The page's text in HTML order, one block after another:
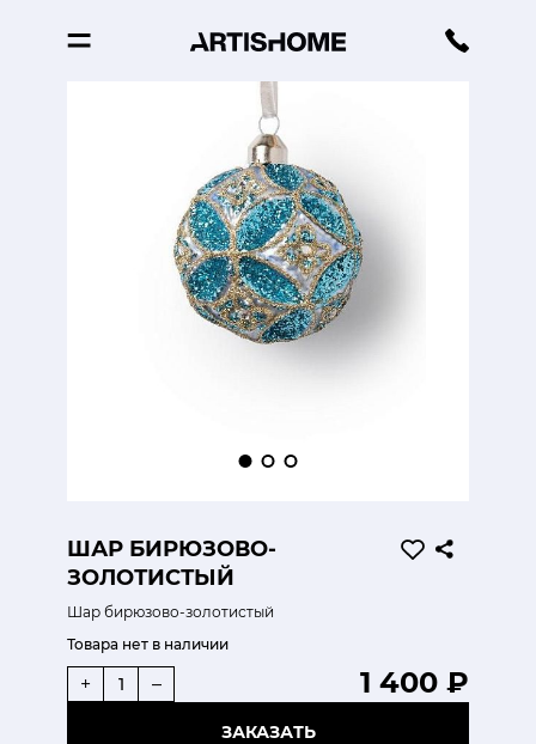
ШАР БИРЮЗОВО-
ЗОЛОТИСТЫЙ
Шар бирюзово-золотистый
Товара нет в наличии
1 400 ₽
+ –
ЗАКАЗАТЬ